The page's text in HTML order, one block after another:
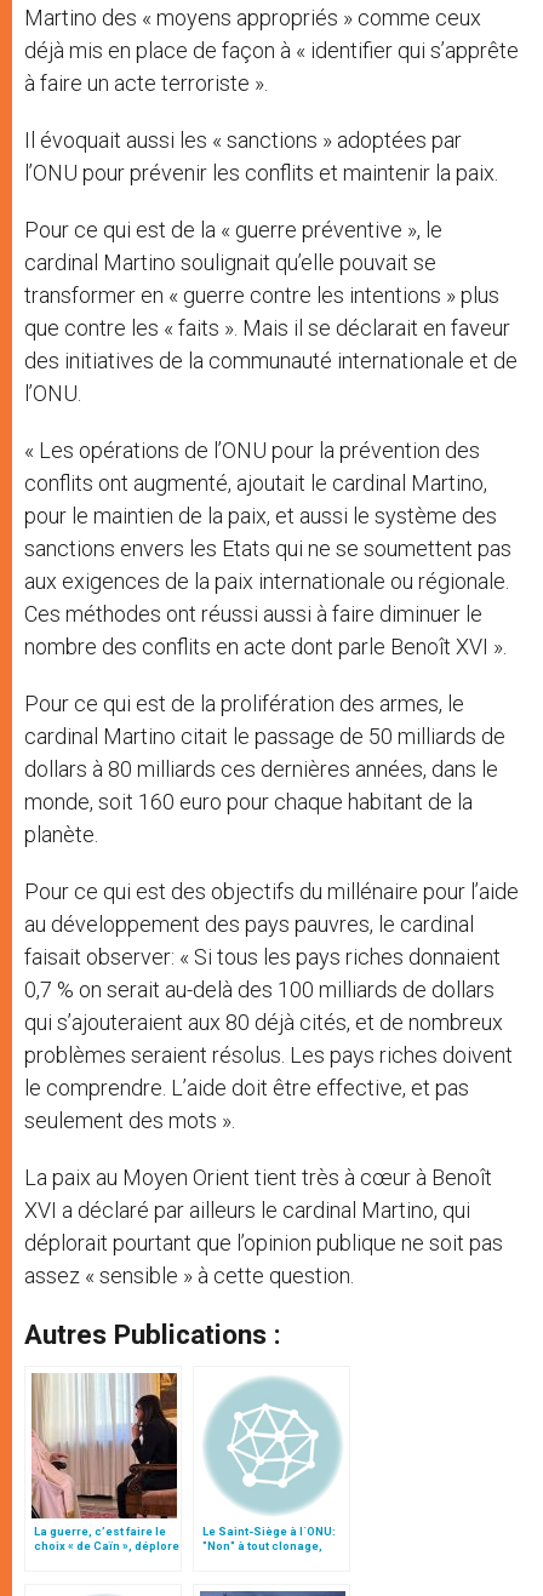
Martino des « moyens appropriés » comme ceux
déjà mis en place de façon à « identifier qui s’apprête
à faire un acte terroriste ».
Il évoquait aussi les « sanctions » adoptées par
l’ONU pour prévenir les conflits et maintenir la paix.
Pour ce qui est de la « guerre préventive », le
cardinal Martino soulignait qu’elle pouvait se
transformer en « guerre contre les intentions » plus
que contre les « faits ». Mais il se déclarait en faveur
des initiatives de la communauté internationale et de
l’ONU.
« Les opérations de l’ONU pour la prévention des
conflits ont augmenté, ajoutait le cardinal Martino,
pour le maintien de la paix, et aussi le système des
sanctions envers les Etats qui ne se soumettent pas
aux exigences de la paix internationale ou régionale.
Ces méthodes ont réussi aussi à faire diminuer le
nombre des conflits en acte dont parle Benoît XVI ».
Pour ce qui est de la prolifération des armes, le
cardinal Martino citait le passage de 50 milliards de
dollars à 80 milliards ces dernières années, dans le
monde, soit 160 euro pour chaque habitant de la
planète.
Pour ce qui est des objectifs du millénaire pour l’aide
au développement des pays pauvres, le cardinal
faisait observer: « Si tous les pays riches donnaient
0,7 % on serait au-delà des 100 milliards de dollars
qui s’ajouteraient aux 80 déjà cités, et de nombreux
problèmes seraient résolus. Les pays riches doivent
le comprendre. L’aide doit être effective, et pas
seulement des mots ».
La paix au Moyen Orient tient très à cœur à Benoît
XVI a déclaré par ailleurs le cardinal Martino, qui
déplorait pourtant que l’opinion publique ne soit pas
assez « sensible » à cette question.
Autres Publications :
La guerre, c’est faire le
choix « de Caïn », déplore
Le Saint-Siège à l´ONU:
"Non" à tout clonage,